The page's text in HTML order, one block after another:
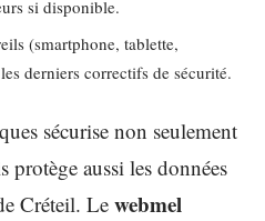
si disponible.
(smartphone, tablette,
derniers correctifs de sécurité.
sécurise non seulement
aussi les données
Créteil. Le webmel